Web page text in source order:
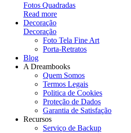
Fotos Quadradas
Read more
Decoração
Decoração
Foto Tela Fine Art
Porta-Retratos
Blog
A Dreambooks
Quem Somos
Termos Legais
Politica de Cookies
Proteção de Dados
Garantia de Satisfação
Recursos
Serviço de Backup